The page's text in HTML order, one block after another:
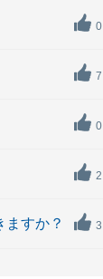
0
7
0
2
ますか？ 3